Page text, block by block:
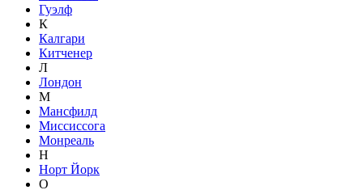
Гуэлф
К
Калгари
Китченер
Л
Лондон
М
Мансфилд
Миссиссога
Монреаль
Н
Норт Йорк
О